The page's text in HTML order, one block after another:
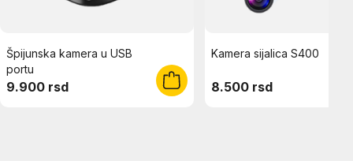
Špijunska kamera u USB
portu
9.900 rsd
Kamera sijalica S400
8.500 rsd